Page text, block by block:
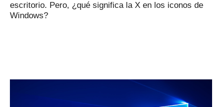
escritorio. Pero, ¿qué significa la X en los iconos de
Windows?